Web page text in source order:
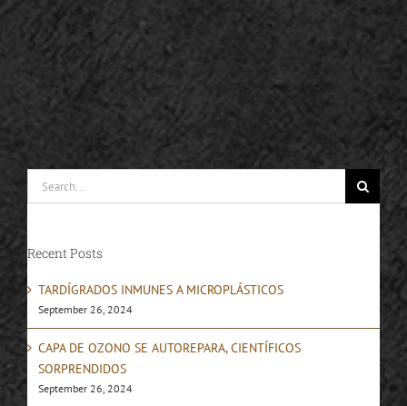
for:
Recent Posts
TARDÍGRADOS INMUNES A MICROPLÁSTICOS
September 26, 2024
CAPA DE OZONO SE AUTOREPARA, CIENTÍFICOS
SORPRENDIDOS
September 26, 2024